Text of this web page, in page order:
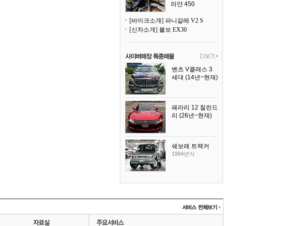
라얀 450
[바이크소개] 파니갈레 V2 S
[신차소개] 볼보 EX30
벤츠 V클래스 3
세대 (14년~현재)
페라리 12 칠린드
리 (26년~현재)
쉐보레 트랙커
1994년식